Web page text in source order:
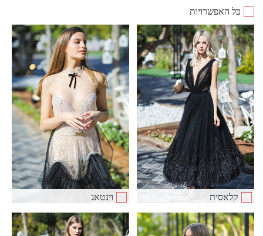
כל האפשרויות
קלאסית וינטאג